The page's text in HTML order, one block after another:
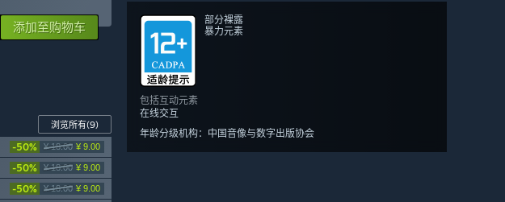
部分裸露
暴力元素
包括互动元素
在线交互
年龄分级机构：中国音像与数字出版协会
添加至购物车
浏览所有(9)
-50% ¥ 18.00 ¥ 9.00
-50% ¥ 18.00 ¥ 9.00
-50% ¥ 18.00 ¥ 9.00